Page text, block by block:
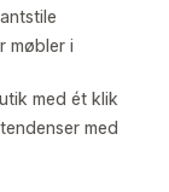
møbler i
med ét klik
med